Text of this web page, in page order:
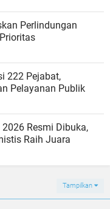
Perlindungan
222 Pejabat,
Pelayanan Publik
Resmi Dibuka,
Raih Juara
Tampilkan